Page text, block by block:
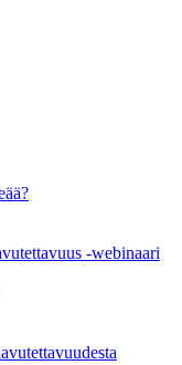
-webinaari